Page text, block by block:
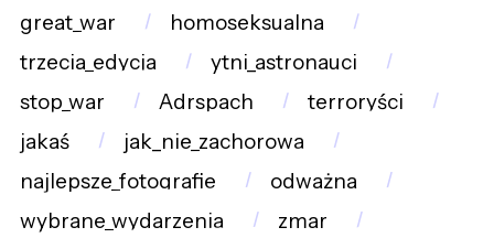
great_war
homoseksualna
trzecia_edycja
ytni_astronauci
stop_war
Adrspach
terroryści
jakaś
jak_nie_zachorowa
najlepsze_fotografie
odważna
wybrane_wydarzenia
zmar